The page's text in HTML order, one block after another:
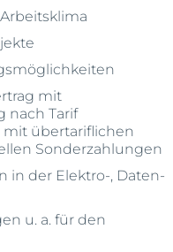
mit
nach Tarif
mit übertariflichen
Sonderzahlungen
in der Elektro-, Daten-
u. a. für den